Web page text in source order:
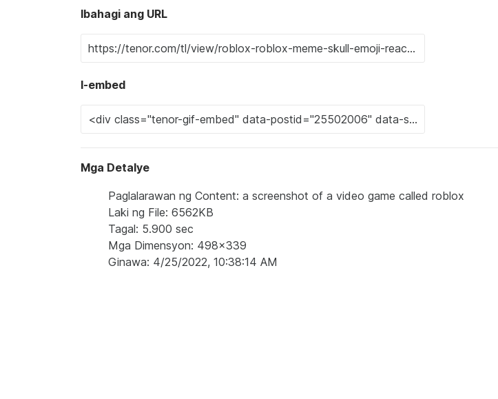
Ibahagi ang URL
I-embed
Mga Detalye
Paglalarawan ng Content: a screenshot of a video game called roblox
Laki ng File: 6562KB
Tagal: 5.900 sec
Mga Dimensyon: 498x339
Ginawa: 4/25/2022, 10:38:14 AM